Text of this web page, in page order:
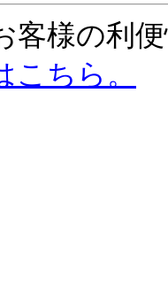
客様の利
こちら。